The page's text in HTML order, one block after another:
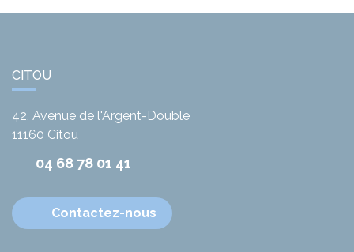
CITOU
42, Avenue de l'Argent-Double
11160 Citou
04 68 78 01 41
Contactez-nous